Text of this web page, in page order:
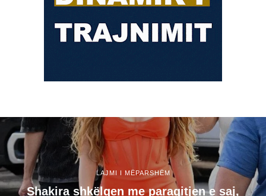
LAJMI I MËPARSHËM
Shakira shkëlqen me paraqitjen e saj,